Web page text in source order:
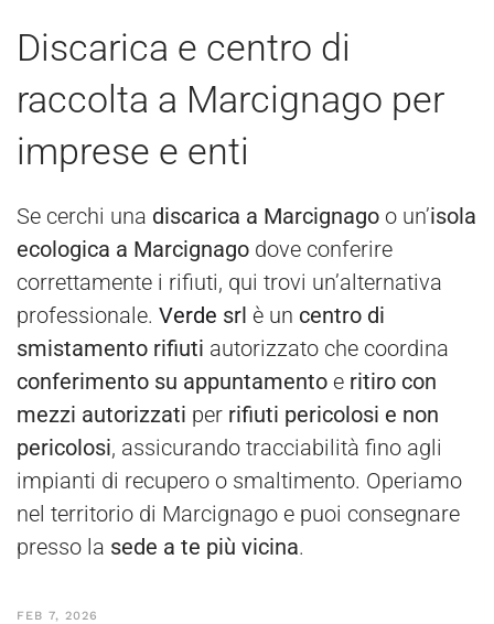
Discarica e centro di
raccolta a Marcignago per
imprese e enti
Se cerchi una discarica a Marcignago o un’isola
ecologica a Marcignago dove conferire
correttamente i rifiuti, qui trovi un’alternativa
professionale. Verde srl è un centro di
smistamento rifiuti autorizzato che coordina
conferimento su appuntamento e ritiro con
mezzi autorizzati per rifiuti pericolosi e non
pericolosi, assicurando tracciabilità fino agli
impianti di recupero o smaltimento. Operiamo
nel territorio di Marcignago e puoi consegnare
presso la sede a te più vicina.
FEB 7, 2026